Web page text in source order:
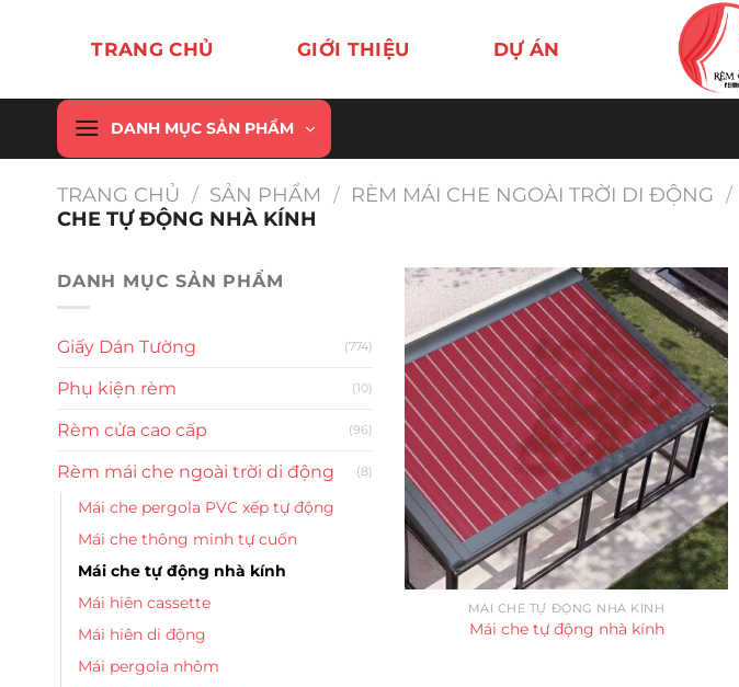
dung
TRANG CHỦ GIỚI THIỆU DỰ ÁN
DANH MỤC SẢN PHẨM
TRANG CHỦ / SẢN PHẨM / RÈM MÁI CHE NGOÀI TRỜI DI ĐỘNG /
CHE TỰ ĐỘNG NHÀ KÍNH
DANH MỤC SẢN PHẨM
Giấy Dán Tường (774)
Phụ kiện rèm (10)
Rèm cửa cao cấp (96)
Rèm mái che ngoài trời di động (8)
Mái che pergola PVC xếp tự động
Mái che thông minh tự cuốn
Mái che tự động nhà kính
Mái hiên cassette
Mái hiên di động
Mái pergola nhôm
MÁI CHE TỰ ĐỘNG NHÀ KÍNH
Mái che tự động nhà kính